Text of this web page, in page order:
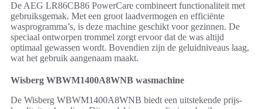
De AEG LR86CB86 PowerCare combineert functionaliteit met
gebruiksgemak. Met een groot laadvermogen en efficiënte
wasprogramma’s, is deze machine geschikt voor gezinnen. De
speciaal ontworpen trommel zorgt ervoor dat de was altijd
optimaal gewassen wordt. Bovendien zijn de geluidniveaus laag,
wat het gebruik aangenaam maakt.
Wisberg WBWM1400A8WNB wasmachine
De Wisberg WBWM1400A8WNB biedt een uitstekende prijs-